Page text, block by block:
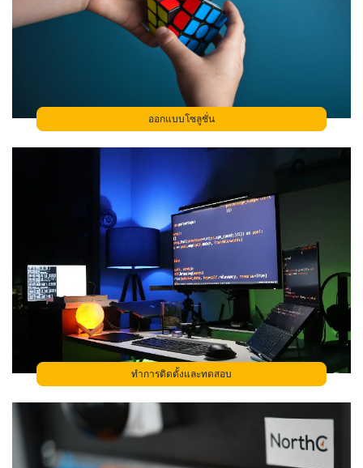
ออกแบบโซลูชั่น
ทำการติดตั้งและทดสอบ